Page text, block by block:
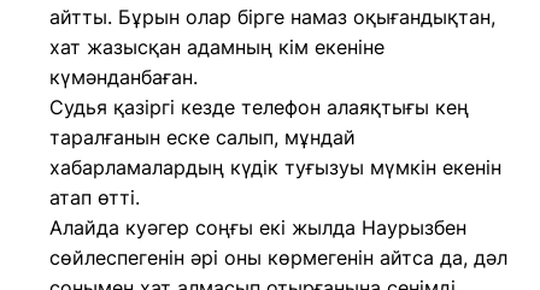
айтты. Бұрын олар бірге намаз оқығандықтан,
хат жазысқан адамның кім екеніне
күмәнданбаған.
Судья қазіргі кезде телефон алаяқтығы кең
таралғанын еске салып, мұндай
хабарламалардың күдік туғызуы мүмкін екенін
атап өтті.
Алайда куәгер соңғы екі жылда Наурызбен
сөйлеспегенін әрі оны көрмегенін айтса да, дәл